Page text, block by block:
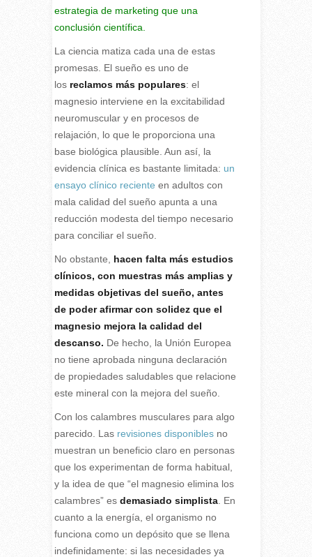
estrategia de marketing que una
conclusión científica.
La ciencia matiza cada una de estas
promesas. El sueño es uno de
los reclamos más populares: el
magnesio interviene en la excitabilidad
neuromuscular y en procesos de
relajación, lo que le proporciona una
base biológica plausible. Aun así, la
evidencia clínica es bastante limitada: un
ensayo clínico reciente en adultos con
mala calidad del sueño apunta a una
reducción modesta del tiempo necesario
para conciliar el sueño.
No obstante,
hacen falta más estudios
clínicos, con muestras más amplias y
medidas objetivas del sueño, antes
de poder afirmar con solidez que el
magnesio mejora la calidad del
descanso. De hecho, la Unión Europea
no tiene aprobada ninguna declaración
de propiedades saludables que relacione
este mineral con la mejora del sueño.
Con los calambres musculares para algo
parecido. Las revisiones disponiblesno
muestran un beneficio claro en personas
que los experimentan de forma habitual,
y la idea de que “el magnesio elimina los
calambres” es demasiado simplista. En
cuanto a la energía, el organismo no
funciona como un depósito que se llena
indefinidamente: si las necesidades ya